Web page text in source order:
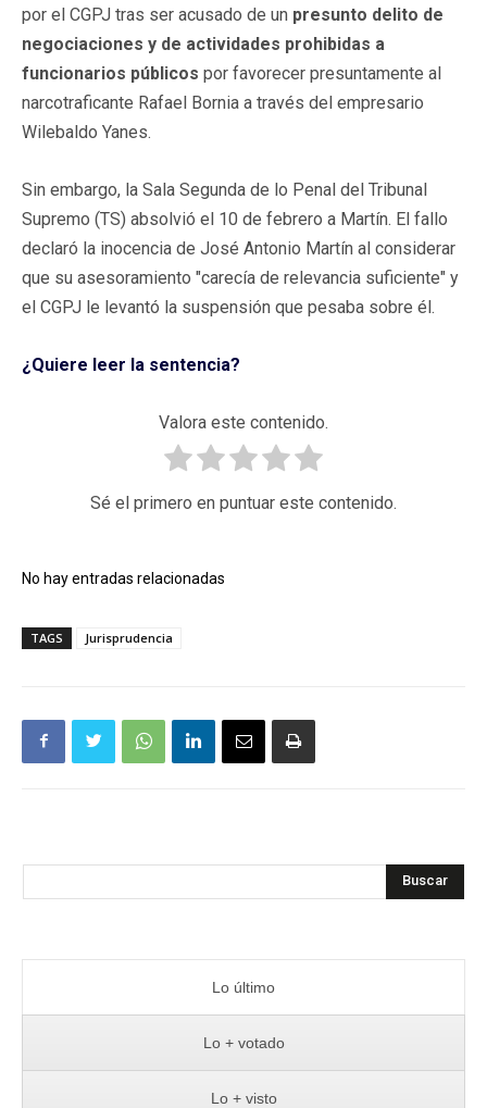
por el CGPJ tras ser acusado de un presunto delito de
negociaciones y de actividades prohibidas a
funcionarios públicos por favorecer presuntamente al
narcotraficante Rafael Bornia a través del empresario
Wilebaldo Yanes.
Sin embargo, la Sala Segunda de lo Penal del Tribunal
Supremo (TS) absolvió el 10 de febrero a Martín. El fallo
declaró la inocencia de José Antonio Martín al considerar
que su asesoramiento "carecía de relevancia suficiente" y
el CGPJ le levantó la suspensión que pesaba sobre él.
¿Quiere leer la sentencia?
Valora este contenido.
Sé el primero en puntuar este contenido.
No hay entradas relacionadas
TAGS Jurisprudencia
Buscar
Lo último
Lo + votado
Lo + visto